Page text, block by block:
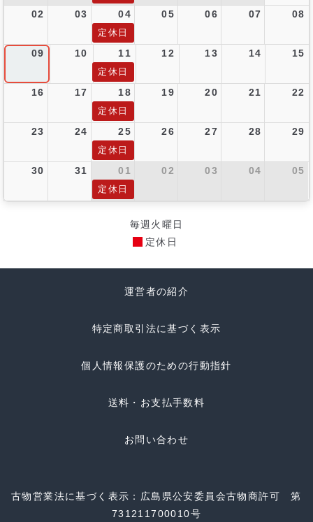
02 03 04 05 06 07 08
定休日
09 10 11 12 13 14 15
定休日
16 17 18 19 20 21 22
定休日
23 24 25 26 27 28 29
定休日
30 31 01 02 03 04 05
定休日
毎週火曜日
定休日
運営者の紹介
特定商取引法に基づく表示
個人情報保護のための行動指針
送料・お支払手数料
お問い合わせ
古物営業法に基づく表示：広島県公安委員会古物商許可 第
731211700010号